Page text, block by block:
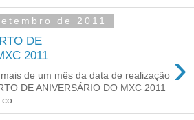
de 2011
DE
2011
›
de um mês da data de realização
DE ANIVERSÁRIO DO MXC 2011